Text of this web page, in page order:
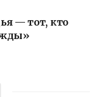
— тот, кто